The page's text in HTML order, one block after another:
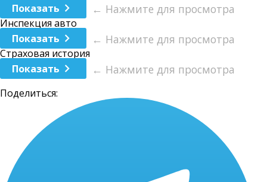
Показать
← Нажмите для просмотра
Инспекция авто
Показать
← Нажмите для просмотра
Страховая история
Показать
← Нажмите для просмотра
Поделиться: